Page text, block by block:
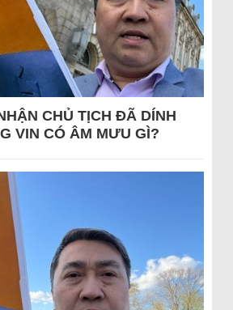
CHỦ TỊCH ĐÃ DÍNH
VIN CÓ ÂM MƯU GÌ?